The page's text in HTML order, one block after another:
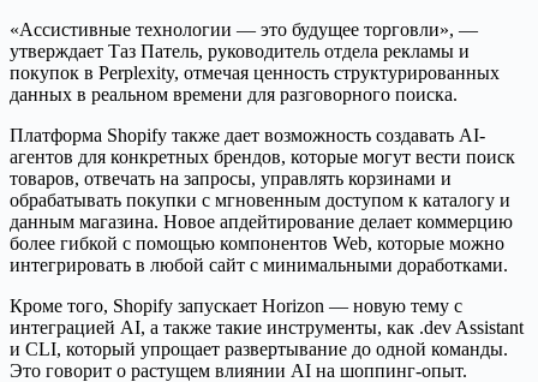
«Ассистивные технологии — это будущее торговли», —
утверждает Таз Патель, руководитель отдела рекламы и
покупок в Perplexity, отмечая ценность структурированных
данных в реальном времени для разговорного поиска.
Платформа Shopify также дает возможность создавать AI-
агентов для конкретных брендов, которые могут вести поиск
товаров, отвечать на запросы, управлять корзинами и
обрабатывать покупки с мгновенным доступом к каталогу и
данным магазина. Новое апдейтирование делает коммерцию
более гибкой с помощью компонентов Web, которые можно
интегрировать в любой сайт с минимальными доработками.
Кроме того, Shopify запускает Horizon — новую тему с
интеграцией AI, а также такие инструменты, как .dev Assistant
и CLI, который упрощает развертывание до одной команды.
Это говорит о растущем влиянии AI на шоппинг-опыт.